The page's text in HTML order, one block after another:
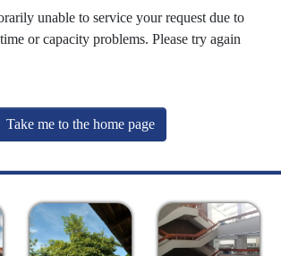
unable to service your request due to
or capacity problems. Please try again
Take me to the home page